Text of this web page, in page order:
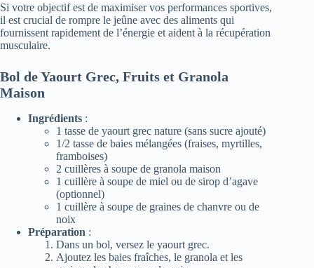
Si votre objectif est de maximiser vos performances sportives,
il est crucial de rompre le jeûne avec des aliments qui
fournissent rapidement de l’énergie et aident à la récupération
musculaire.
Bol de Yaourt Grec, Fruits et Granola
Maison
Ingrédients :
1 tasse de yaourt grec nature (sans sucre ajouté)
1/2 tasse de baies mélangées (fraises, myrtilles,
framboises)
2 cuillères à soupe de granola maison
1 cuillère à soupe de miel ou de sirop d’agave
(optionnel)
1 cuillère à soupe de graines de chanvre ou de
noix
Préparation :
Dans un bol, versez le yaourt grec.
Ajoutez les baies fraîches, le granola et les